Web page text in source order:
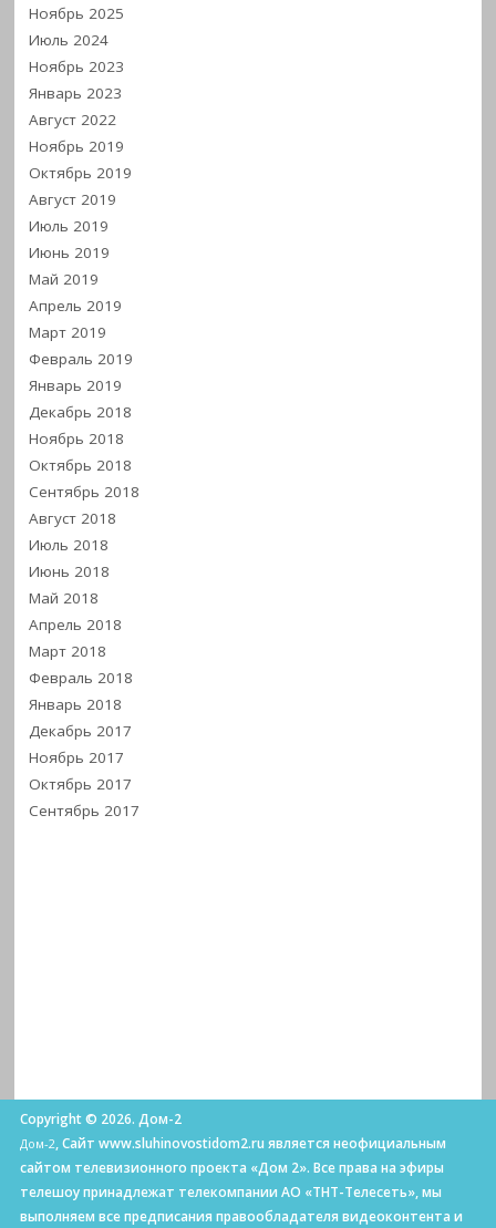
Ноябрь 2025
Июль 2024
Ноябрь 2023
Январь 2023
Август 2022
Ноябрь 2019
Октябрь 2019
Август 2019
Июль 2019
Июнь 2019
Май 2019
Апрель 2019
Март 2019
Февраль 2019
Январь 2019
Декабрь 2018
Ноябрь 2018
Октябрь 2018
Сентябрь 2018
Август 2018
Июль 2018
Июнь 2018
Май 2018
Апрель 2018
Март 2018
Февраль 2018
Январь 2018
Декабрь 2017
Ноябрь 2017
Октябрь 2017
Сентябрь 2017
Copyright © 2026. Дом-2
Дом-2, Сайт www.sluhinovostidom2.ru является неофициальным
сайтом телевизионного проекта «Дом 2». Все права на эфиры
телешоу принадлежат телекомпании АО «ТНТ-Телесеть», мы
выполняем все предписания правообладателя видеоконтента и